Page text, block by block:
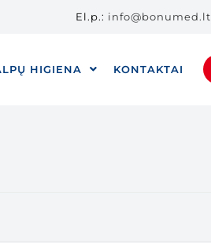
El.p.: info@bonumed.lt
HIGIENA KONTAKTAI